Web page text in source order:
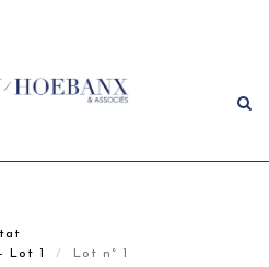
Lot 1
Lot n° 1